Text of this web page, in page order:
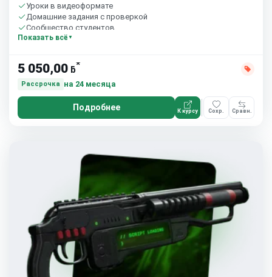
Уроки в видеоформате
Домашние задания с проверкой
Сообщество студентов
Показать всё
5 050,00 ƃ*
Рассрочка на 24 месяца
Подробнее К курсу Сохр. Сравн.